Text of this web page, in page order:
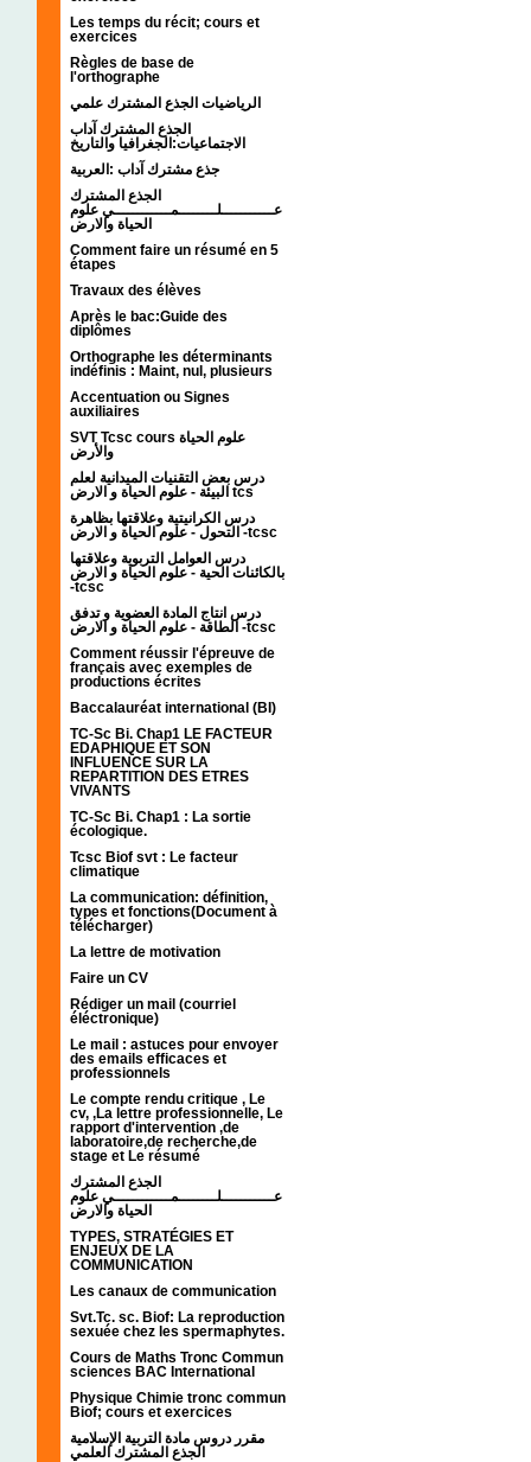
Les temps du récit; cours et
exercices
Règles de base de
l'orthographe
الرياضيات الجذع المشترك علمي
الجذع المشترك آداب
الاجتماعيات:الجغرافيا والتاريخ
جذع مشترك آداب :العربية
الجذع المشترك
عـــــــــــلــــــــمــــــــــــي علوم
الحياة والارض
Comment faire un résumé en 5
étapes
Travaux des élèves
Après le bac:Guide des
diplômes
Orthographe les déterminants
indéfinis : Maint, nul, plusieurs
Accentuation ou Signes
auxiliaires
SVT Tcsc cours علوم الحياة
والأرض
درس بعض التقنيات الميدانية لعلم
البيئة - علوم الحياة و الارض tcs
درس الكرانيتية وعلاقتها بظاهرة
التحول - علوم الحياة و الارض -tcsc
درس العوامل التربوية وعلاقتها
بالكائنات الحية - علوم الحياة و الارض
-tcsc
درس انتاج المادة العضوية و تدفق
الطاقة - علوم الحياة و الارض -tcsc
Comment réussir l'épreuve de
français avec exemples de
productions écrites
Baccalauréat international (BI)
TC-Sc Bi. Chap1 LE FACTEUR
EDAPHIQUE ET SON
INFLUENCE SUR LA
REPARTITION DES ETRES
VIVANTS
TC-Sc Bi. Chap1 : La sortie
écologique.
Tcsc Biof svt : Le facteur
climatique
La communication: définition,
types et fonctions(Document à
télécharger)
La lettre de motivation
Faire un CV
Rédiger un mail (courriel
éléctronique)
Le mail : astuces pour envoyer
des emails efficaces et
professionnels
Le compte rendu critique , Le
cv, ,La lettre professionnelle, Le
rapport d'intervention ,de
laboratoire,de recherche,de
stage et Le résumé
الجذع المشترك
عـــــــــــلــــــــمــــــــــــي علوم
الحياة والارض
TYPES, STRATÉGIES ET
ENJEUX DE LA
COMMUNICATION
Les canaux de communication
Svt.Tc. sc. Biof: La reproduction
sexuée chez les spermaphytes.
Cours de Maths Tronc Commun
sciences BAC International
Physique Chimie tronc commun
Biof; cours et exercices
مقرر دروس مادة التربية الإسلامية
الجذع المشترك العلمي